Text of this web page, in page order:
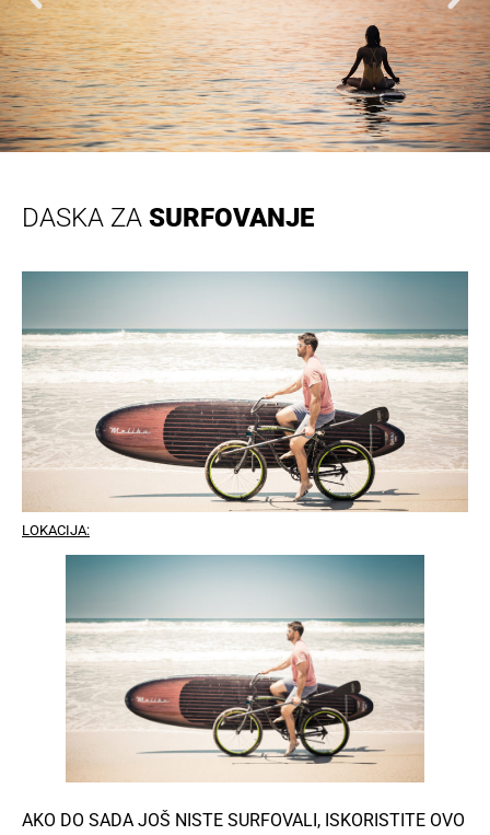
DASKA ZA SURFOVANJE
LOKACIJA:
AKO DO SADA JOŠ NISTE SURFOVALI, ISKORISTITE OVO